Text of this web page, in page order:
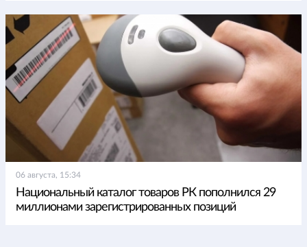
06 августа, 15:34
Национальный каталог товаров РК пополнился 29
миллионами зарегистрированных позиций